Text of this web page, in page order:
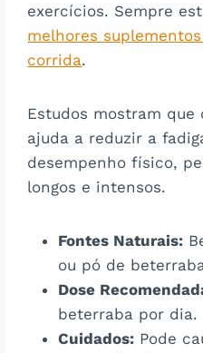
exercícios. Sempre
melhores
corrida.
Estudos mostram
ajuda a reduzir a
desempenho físico,
longos e intensos​​.
Fontes Naturais:
ou pó de
Dose
beterraba por dia.
Cuidados: Pode